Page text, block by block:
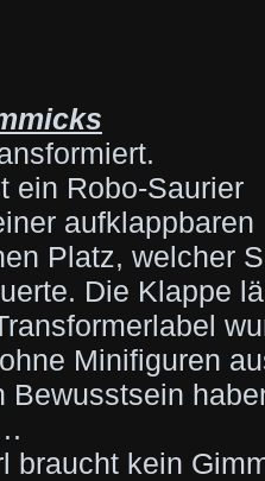
ein Robo-Saurier
Platz, welcher
Die Klappe
Minifiguren
Bewusstsein
braucht kein